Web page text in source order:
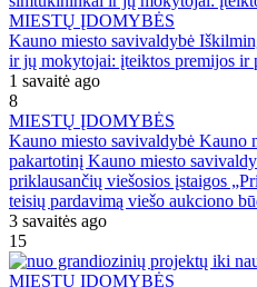
MIESTŲ ĮDOMYBĖS
Kauno miesto savivaldybė
ir jų mokytojai: įteiktos premijos ir
1 savaitė ago
8
MIESTŲ ĮDOMYBĖS
Kauno miesto savivaldybė Kauno
pakartotinį Kauno miesto
priklausančių viešosios įstaigos
teisių pardavimą viešo aukciono
3 savaitės ago
15
MIESTŲ ĮDOMYBĖS